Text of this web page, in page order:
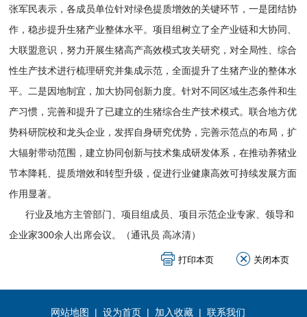
张军民表示，各成员单位针对绿色提质增效的关键环节，一是团结协
作，稳步提升生猪产业整体水平。项目组树立了全产业链和大协同、
大联盟意识，努力开展生猪高产高效模式攻关研究，对全局性、综合
性生产技术进行梳理研究并集成示范，全面提升了生猪产业的整体水
平。二是因地制宜，加大协同创新力度。针对不同区域生态条件和生
产习惯，完善和提升了已建立的生猪综合生产技术模式。联合地方优
势科研院校和龙头企业，发挥自身研究优势，完善示范点的布局，扩
大辐射带动范围，建立协同创新与技术集成研发体系，在推动养猪业
节本降耗、提质增效和转型升级，促进行业健康高效可持续发展方面
作用显著。
行业及地方主管部门、项目组成员、项目示范企业专家、领导和
企业家300余人出席会议。（通讯员 高冰清）
网站地图 | 设为首页 | 加入收藏 | 联系我们